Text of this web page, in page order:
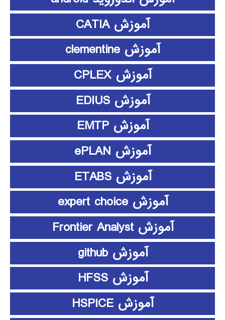
آموزش CATIA
آموزش clementine
آموزش CPLEX
آموزش EDIUS
آموزش EMTP
آموزش ePLAN
آموزش ETABS
آموزش expert choice
آموزش Frontier Analyst
آموزش github
آموزش HFSS
آموزش HSPICE